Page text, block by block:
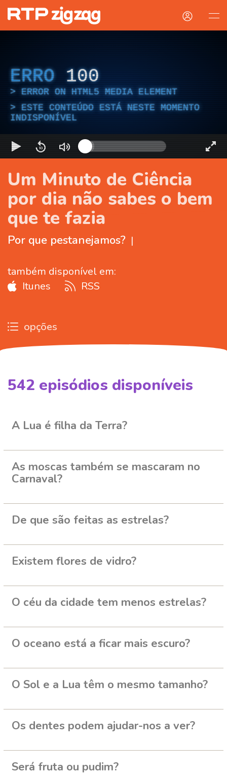
ERRO 100
ERROR ON HTML5 MEDIA ELEMENT
ESTE CONTEÚDO ESTÁ NESTE MOMENTO
INDISPONÍVEL
Um Minuto de Ciência
por dia não sabes o bem
que te fazia
Por que pestanejamos? |
também disponível em:
Itunes
RSS
opções
542 episódios disponíveis
A Lua é filha da Terra?
As moscas também se mascaram no
Carnaval?
De que são feitas as estrelas?
Existem flores de vidro?
O céu da cidade tem menos estrelas?
O oceano está a ficar mais escuro?
O Sol e a Lua têm o mesmo tamanho?
Os dentes podem ajudar-nos a ver?
Será fruta ou pudim?